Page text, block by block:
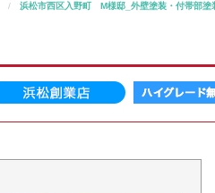
/ 浜松市西区入野町 M様邸_外壁塗装・付帯部塗